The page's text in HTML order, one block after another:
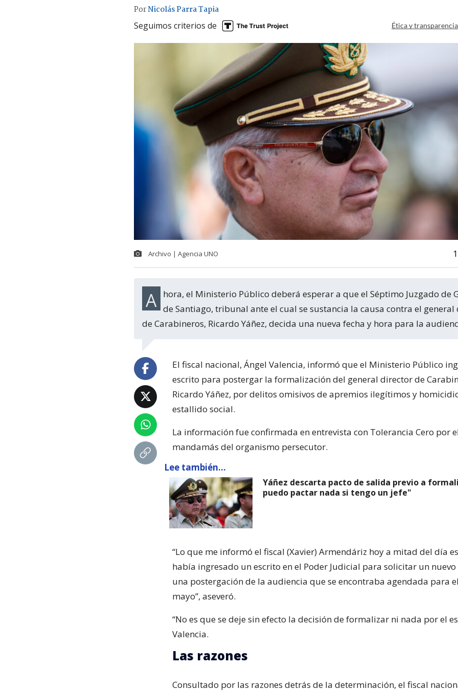
PorNicolás Parra Tapia
Seguimos criterios de Ética y
Archivo | Agencia UNO
Ahora, el Ministerio Público deberá esperar a que el Séptimo Juzgado de Garantía de Santiago, tribunal ante el cual se sustancia la causa contra el
de Carabineros, Ricardo Yáñez, decida una nueva fecha y hora para la
El fiscal nacional, Ángel Valencia, informó que el Ministerio Público
escrito para postergar la formalización del general director de
Ricardo Yáñez, por delitos omisivos de apremios ilegítimos y
estallido social.
La información fue confirmada en entrevista con Tolerancia Cero por
mandamás del organismo persecutor.
Lee también...
Yáñez descarta pacto de salida previo a
puedo pactar nada si tengo un jefe"
“Lo que me informó el fiscal (Xavier) Armendáriz hoy a mitad del día
había ingresado un escrito en el Poder Judicial para solicitar un
una postergación de la audiencia que se encontraba agendada para
mayo”, aseveró.
“No es que se deje sin efecto la decisión de formalizar ni nada por el
Valencia.
Las razones
Consultado por las razones detrás de la determinación, el fiscal